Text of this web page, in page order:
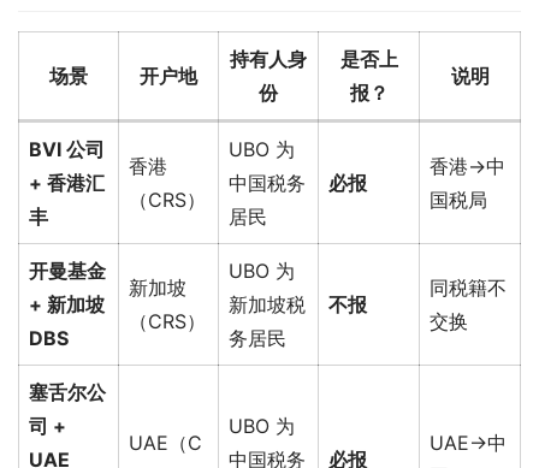
场景 开户地
持有人身
份
是否上
报？
说明
BVI 公司
+ 香港汇
丰
香港
（CRS）
UBO 为
中国税务
居民
必报
香港→中
国税局
开曼基金
+ 新加坡
DBS
新加坡
（CRS）
UBO 为
新加坡税
务居民
不报
同税籍不
交换
塞舌尔公
司 +
UAE
UAE（C
UBO 为
中国税务
必报
UAE→中